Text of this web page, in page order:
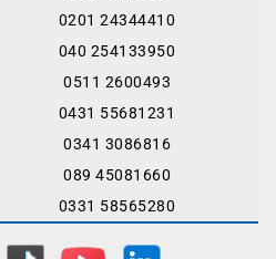
0201 24344410
040 254133950
0511 2600493
0431 55681231
0341 3086816
089 45081660
0331 58565280